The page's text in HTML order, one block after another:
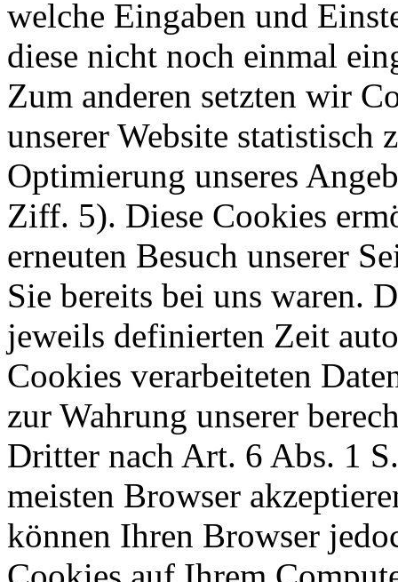
welche Eingaben und
diese nicht noch einmal
Zum anderen setzten wir
unserer Website statistisch
Optimierung unseres
Ziff. 5). Diese Cookies
erneuten Besuch unserer
Sie bereits bei uns waren.
jeweils definierten Zeit
Cookies verarbeiteten
zur Wahrung unserer
Dritter nach Art. 6 Abs. 1
meisten Browser
können Ihren Browser